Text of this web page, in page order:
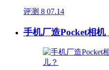
评测 8 07.14
手机厂造Pocket相